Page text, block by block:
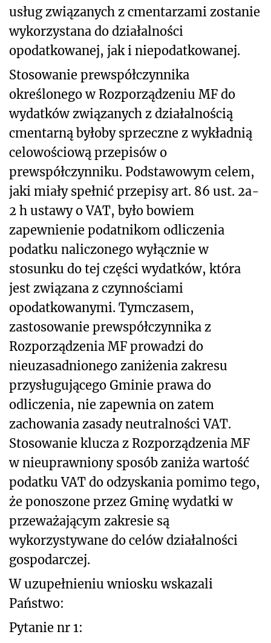
usług związanych z cmentarzami zostanie
wykorzystana do działalności
opodatkowanej, jak i niepodatkowanej.
Stosowanie prewspółczynnika
określonego w Rozporządzeniu MF do
wydatków związanych z działalnością
cmentarną byłoby sprzeczne z wykładnią
celowościową przepisów o
prewspółczynniku. Podstawowym celem,
jaki miały spełnić przepisy art. 86 ust. 2a-
2 h ustawy o VAT, było bowiem
zapewnienie podatnikom odliczenia
podatku naliczonego wyłącznie w
stosunku do tej części wydatków, która
jest związana z czynnościami
opodatkowanymi. Tymczasem,
zastosowanie prewspółczynnika z
Rozporządzenia MF prowadzi do
nieuzasadnionego zaniżenia zakresu
przysługującego Gminie prawa do
odliczenia, nie zapewnia on zatem
zachowania zasady neutralności VAT.
Stosowanie klucza z Rozporządzenia MF
w nieuprawniony sposób zaniża wartość
podatku VAT do odzyskania pomimo tego,
że ponoszone przez Gminę wydatki w
przeważającym zakresie są
wykorzystywane do celów działalności
gospodarczej.
W uzupełnieniu wniosku wskazali
Państwo:
Pytanie nr 1: